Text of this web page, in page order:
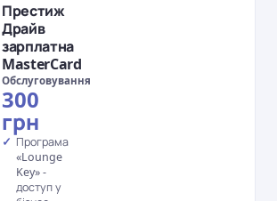
Престиж
Драйв
зарплатна
MasterCard
Обслуговування
300
грн
Програма
«Lounge
Key» -
доступ у